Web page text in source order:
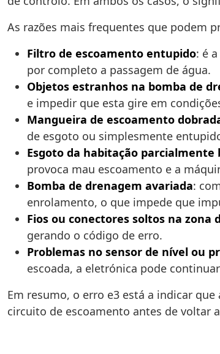
As razões mais frequentes que podem
Filtro de escoamento entupido: é
por completo a passagem de água.
Objetos estranhos na bomba de
e impedir que esta gire em
Mangueira de escoamento
de esgoto ou simplesmente
Esgoto da habitação parcialmente
provoca mau escoamento e a
Bomba de drenagem avariada:
enrolamento, o que impede que
Fios ou conectores soltos na zona
gerando o código de erro.
Problemas no sensor de nível ou
escoada, a eletrónica pode
Em resumo, o erro e3 está a indicar
circuito de escoamento antes de voltar